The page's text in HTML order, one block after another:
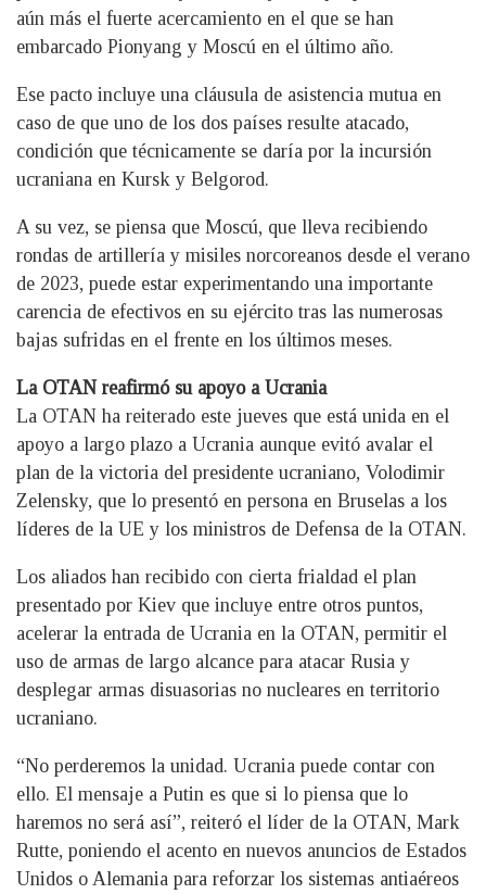
aún más el fuerte acercamiento en el que se han
embarcado Pionyang y Moscú en el último año.
Ese pacto incluye una cláusula de asistencia mutua en
caso de que uno de los dos países resulte atacado,
condición que técnicamente se daría por la incursión
ucraniana en Kursk y Belgorod.
A su vez, se piensa que Moscú, que lleva recibiendo
rondas de artillería y misiles norcoreanos desde el verano
de 2023, puede estar experimentando una importante
carencia de efectivos en su ejército tras las numerosas
bajas sufridas en el frente en los últimos meses.
La OTAN reafirmó su apoyo a Ucrania
La OTAN ha reiterado este jueves que está unida en el
apoyo a largo plazo a Ucrania aunque evitó avalar el
plan de la victoria del presidente ucraniano, Volodimir
Zelensky, que lo presentó en persona en Bruselas a los
líderes de la UE y los ministros de Defensa de la OTAN.
Los aliados han recibido con cierta frialdad el plan
presentado por Kiev que incluye entre otros puntos,
acelerar la entrada de Ucrania en la OTAN, permitir el
uso de armas de largo alcance para atacar Rusia y
desplegar armas disuasorias no nucleares en territorio
ucraniano.
“No perderemos la unidad. Ucrania puede contar con
ello. El mensaje a Putin es que si lo piensa que lo
haremos no será así”, reiteró el líder de la OTAN, Mark
Rutte, poniendo el acento en nuevos anuncios de Estados
Unidos o Alemania para reforzar los sistemas antiaéreos